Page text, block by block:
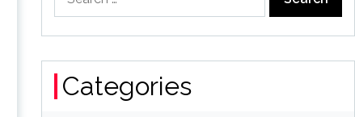
for:
Categories